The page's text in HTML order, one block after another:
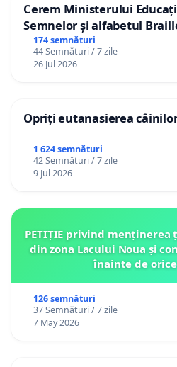
Cerem Ministerului
Semnelor și alfabetul
Republica Moldova!
174 semnături
44 Semnături / 7 zile
26 Jul 2026
Opriți eutanasierea
1 624 semnături
42 Semnături / 7 zile
9 Jul 2026
PETIȚIE privind
din zona Lacului Noua și
înainte de
126 semnături
37 Semnături / 7 zile
7 May 2026